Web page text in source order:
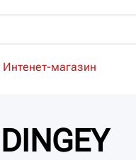
Интенет-магазин